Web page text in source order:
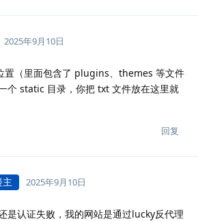
2025年9月10日
置（里面包含了 plugins、themes 等文件
个 static 目录，你把 txt 文件放在这里就
回复
主 2025年9月10日
是认证失败，我的网站是通过lucky反代理